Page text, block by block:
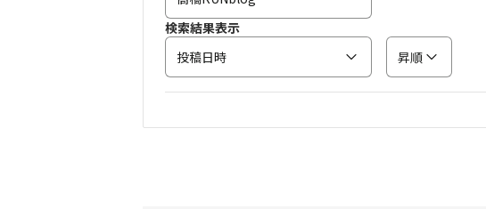
検索結果表示
投稿日時
昇順